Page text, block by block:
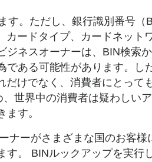
。ただし、銀行識別番号
ードタイプ、カードネット
ネスオーナーは、BIN検索
ある可能性があります。
けでなく、消費者にとっ
世界中の消費者は疑わしい
す。
ーがさまざまな国のお客
。 BINルックアップを実行